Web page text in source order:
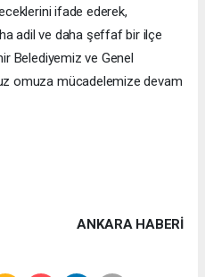
ifade ederek,
adil ve daha şeffaf bir ilçe
Belediyemiz ve Genel
omuza mücadelemize devam
ANKARA HABERİ